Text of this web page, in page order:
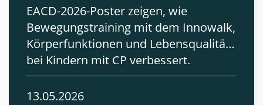
EACD-2026-Poster zeigen, wie
Bewegungstraining mit dem Innowalk,
Körperfunktionen und Lebensqualität
bei Kindern mit CP verbessert.
13.05.2026